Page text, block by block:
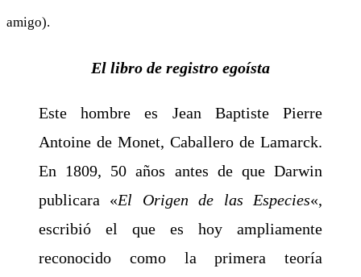
amigo).
El libro de registro egoísta
Este hombre es Jean Baptiste Pierre
Antoine de Monet, Caballero de Lamarck.
En 1809, 50 años antes de que Darwin
publicara «El Origen de las Especies«,
escribió el que es hoy ampliamente
reconocido como la primera teoría